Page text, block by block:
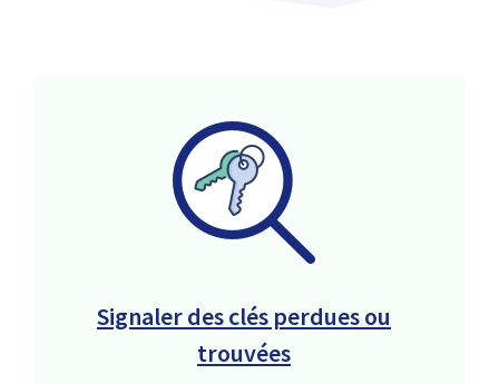
Signaler des clés perdues ou
trouvées